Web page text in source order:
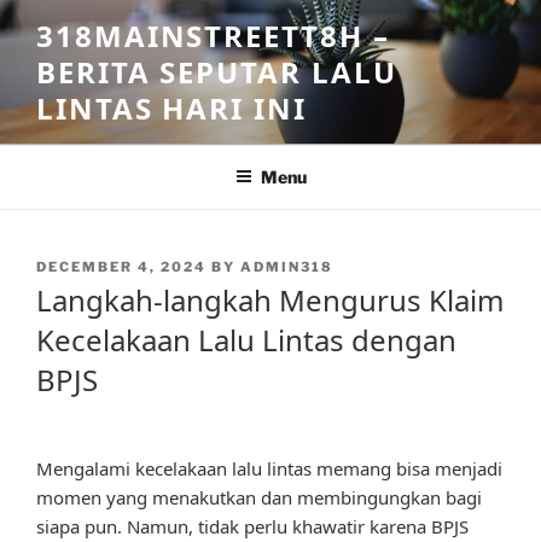
Skip
to
content
318MAINSTREETT8H –
BERITA SEPUTAR LALU
LINTAS HARI INI
Menu
POSTED
DECEMBER 4, 2024 BY ADMIN318
Langkah-langkah Mengurus Klaim
Kecelakaan Lalu Lintas dengan
BPJS
Mengalami kecelakaan lalu lintas memang bisa menjadi
momen yang menakutkan dan membingungkan bagi
siapa pun. Namun, tidak perlu khawatir karena BPJS